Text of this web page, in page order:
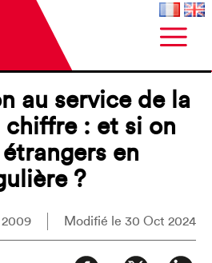
au service de la
: et si on
en
?
2009 Modifié le 30 Oct 2024